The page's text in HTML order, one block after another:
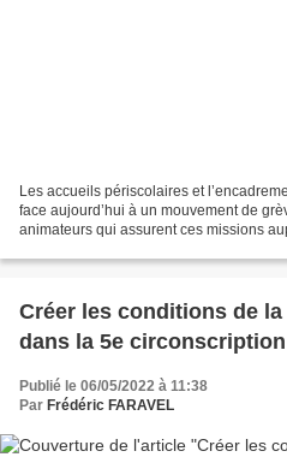
Les accueils périscolaires et
face aujourd’hui à un mouvement de
animateurs qui assurent ces missions
Créer les conditions de
dans la 5e
Publié le 06/05/2022 à 11:38
Par Frédéric FARAVEL